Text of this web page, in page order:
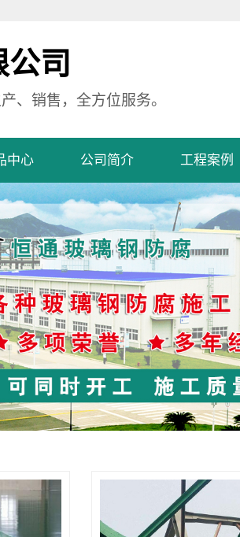
司
、销售，全方位服务。
中心
防腐
璃钢防腐
钢防腐
钢防腐
钢防腐
璃钢防腐
公司简介
公司简介
营业执照
工程案例
工程案例